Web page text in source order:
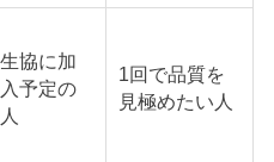
生協に加
入予定の
人
1回で品質を
見極めたい人